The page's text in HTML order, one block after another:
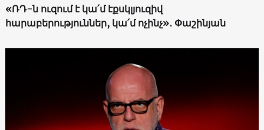
«ՌԴ-ն ուզում է կա՛մ էքսկլյուզիվ
հարաբերություններ, կա՛մ ոչինչ»․ Փաշինյան